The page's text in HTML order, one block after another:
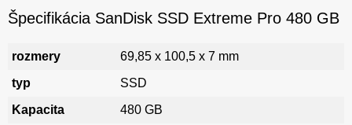
Špecifikácia SanDisk SSD Extreme Pro 480 GB
rozmery
69,85 x 100,5 x 7 mm
typ
SSD
Kapacita
480 GB